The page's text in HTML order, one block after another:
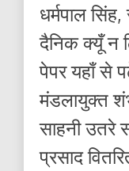
धर्मपाल
दैनिक क्यूँ न
पेपर यहाँ से
मंडलायुक्त
साहनी उतरे
प्रसाद